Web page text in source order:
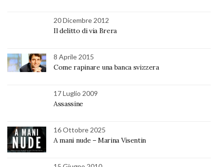
20 Dicembre 2012
Il delitto di via Brera
8 Aprile 2015
Come rapinare una banca svizzera
17 Luglio 2009
Assassine
16 Ottobre 2025
A mani nude – Marina Visentin